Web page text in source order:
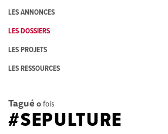
LES ANNONCES
LES DOSSIERS
LES PROJETS
LES RESSOURCES
Tagué 0fois
#SEPULTURE